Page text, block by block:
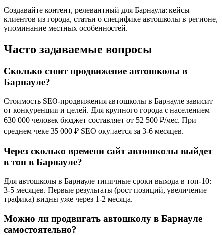
Создавайте контент, релевантный для Барнаула: кейсы
клиентов из города, статьи о специфике автошколы в регионе,
упоминание местных особенностей.
Часто задаваемые вопросы
Сколько стоит продвижение автошколы в
Барнауле?
Стоимость SEO-продвижения автошколы в Барнауле зависит
от конкуренции и целей. Для крупного города с населением
630 000 человек бюджет составляет от 52 500 ₽/мес. При
среднем чеке 35 000 ₽ SEO окупается за 3-6 месяцев.
Через сколько времени сайт автошколы выйдет
в топ в Барнауле?
Для автошколы в Барнауле типичные сроки выхода в топ-10:
3-5 месяцев. Первые результаты (рост позиций, увеличение
трафика) видны уже через 1-2 месяца.
Можно ли продвигать автошколу в Барнауле
самостоятельно?